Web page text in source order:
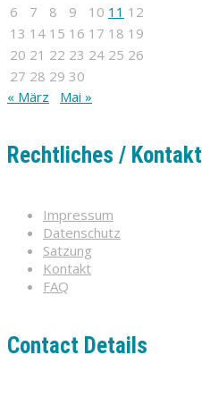
6
7 8 9 10 11 12
13 14 15 16 17 18 19
20 21 22 23 24 25 26
27 28 29 30
« März
Mai »
Rechtliches / Kontakt
Impressum
Datenschutz
Satzung
Kontakt
FAQ
Contact Details